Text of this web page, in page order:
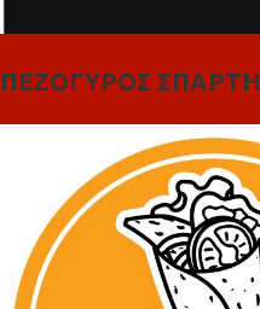
ΠΕΖΟΓΥΡΟΣ ΣΠΑΡΤΗ